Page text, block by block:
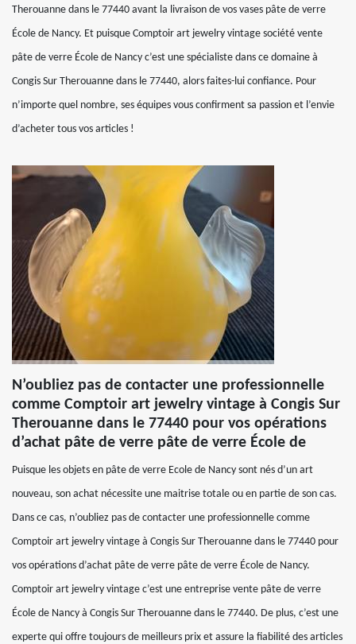
Therouanne dans le 77440 avant la livraison de vos vases pâte de verre
École de Nancy. Et puisque Comptoir art jewelry vintage société vente
pâte de verre École de Nancy c’est une spécialiste dans ce domaine à
Congis Sur Therouanne dans le 77440, alors faites-lui confiance. Pour
n’importe quel nombre, ses équipes vous confirment sa passion et l’envie
d’acheter tous vos articles !
N’oubliez pas de contacter une professionnelle
comme Comptoir art jewelry vintage à Congis Sur
Therouanne dans le 77440 pour vos opérations
d’achat pâte de verre pâte de verre École de
Puisque les objets en pâte de verre Ecole de Nancy sont nés d’un art
nouveau, son achat nécessite une maitrise totale ou en partie de son cas.
Dans ce cas, n’oubliez pas de contacter une professionnelle comme
Comptoir art jewelry vintage à Congis Sur Therouanne dans le 77440 pour
vos opérations d’achat pâte de verre pâte de verre École de Nancy.
Comptoir art jewelry vintage c’est une entreprise vente pâte de verre
École de Nancy à Congis Sur Therouanne dans le 77440. De plus, c’est une
experte qui offre toujours de meilleurs prix et assure la fiabilité des articles